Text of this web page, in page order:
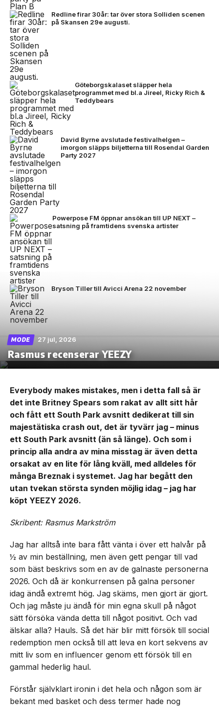
Redline firar 30år: tar över stora Solliden scenen
på Skansen 29e augusti.
Göteborgskalaset släpper hela
programmet med bl.a Jireel, Ricky Rich &
Teddybears
David Byrne avslutade festivalhelgen –
imorgon släpps biljetterna till Rosendal Garden
Party 2027
Powerpose FM öppnar ansökan till UP NEXT –
satsning på framtidens svenska artister
Bryson Tiller till Avicci Arena 22 november
MODE 27 jul, 2026
Rasmus recenserar YEEZY
Everybody makes mistakes, men i detta fall så är
det inte Britney Spears som rakat av allt sitt hår
och fått ett South Park avsnitt dedikerat till sin
majestätiska crash out, det är tyvärr jag – minus
ett South Park avsnitt (än så länge). Och som i
princip alla andra av mina misstag är även detta
orsakat av en lite för lång kväll, med alldeles för
många Breznak i systemet. Jag har begått den
utan tvekan största synden möjlig idag – jag har
köpt YEEZY 2026.
Skribent: Rasmus Markström
Jag har alltså inte bara fått vänta i över ett halvår på
½ av min beställning, men även gett pengar till vad
som bäst beskrivs som en av de galnaste personerna
2026. Och då är konkurrensen på galna personer
idag ändå extremt hög. Jag skäms, men gjort är gjort.
Och jag måste ju ändå för min egna skull på något
sätt försöka vända detta till något positivt. Och vad
älskar alla? Hauls. Så det här blir mitt försök till social
redemption men också till att leva en kort sekvens av
mitt liv som en influencer genom ett försök till en
gammal hederlig haul.
Förstår självklart ironin i det hela och någon som är
bekant med basket och dess termer hade nog